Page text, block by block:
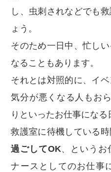
し、虫刺されなどでも
ょう。
そのため一日中、忙し
なることもあります。
それとは対照的に、イ
気分が悪くなる人もお
りといったお仕事になる
救護室に待機している
過ごしてOK、というお
ナースとしてのお仕事